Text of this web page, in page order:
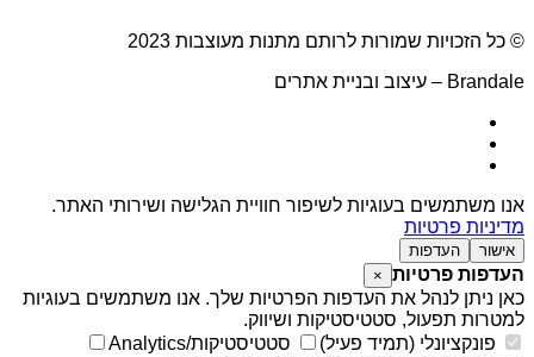
© כל הזכויות שמורות לרותם מתנות מעוצבות 2023
Brandale – עיצוב ובניית אתרים
אנו משתמשים בעוגיות לשיפור חוויית הגלישה ושירותי האתר.
מדיניות פרטיות
אישור העדפות
העדפות פרטיות ×
כאן ניתן לנהל את העדפות הפרטיות שלך. אנו משתמשים בעוגיות
למטרות תפעול, סטטיסטיקות ושיווק.
פונקציונלי (תמיד פעיל)
סטטיסטיקות/Analytics